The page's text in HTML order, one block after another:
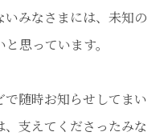
いみなさまには、未知の
思っています。
随時お知らせしてまい
、支えてくださったみな